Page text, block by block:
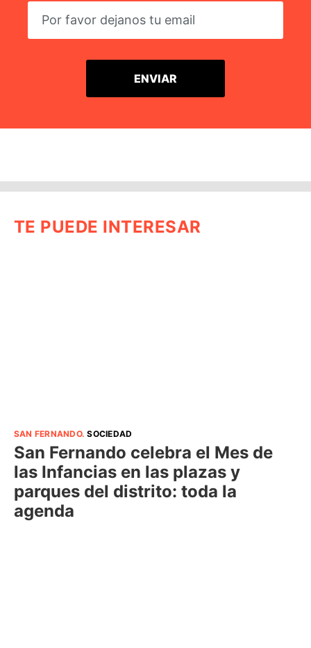
TE PUEDE INTERESAR
SAN FERNANDO.SOCIEDAD
San Fernando celebra el Mes de
las Infancias en las plazas y
parques del distrito: toda la
agenda